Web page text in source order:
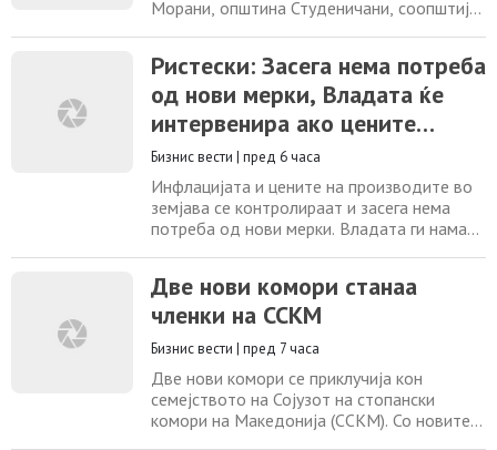
Морани, општина Студеничани, соопштија
од Јавното претпријатие „Водовод и
канализација“ – Скопје.
Водоснабдувањето во Морани ќе биде
прекинато од осум часот до отстранување
на дефектот.
Ристески: Засега нема потреба
од нови мерки, Владата ќе
интервенира ако цените
почнат да растат
Бизнис вести | пред 6 часа
Инфлацијата и цените на производите во
земјава се контролираат и засега нема
потреба од нови мерки. Владата ги намали
дизелот е според светските берзи, а ние
се фокусираме цената да остане пониска
Марјан Ристески, заменик министер за
економија
Две нови комори станаа
членки на ССКМ
Бизнис вести | пред 7 часа
Две нови комори се приклучија кон
семејството на Сојузот на стопански
комори на Македонија (ССКМ). Со новите